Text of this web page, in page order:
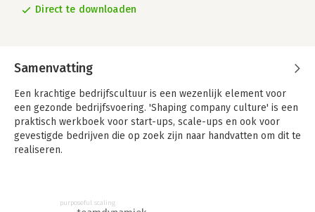
Direct te downloaden
Samenvatting
Een krachtige bedrijfscultuur is een wezenlijk element voor
een gezonde bedrijfsvoering. 'Shaping company culture' is een
praktisch werkboek voor start-ups, scale-ups en ook voor
gevestigde bedrijven die op zoek zijn naar handvatten om dit te
realiseren.
het opbouwen van een bedrijfscultuur is geen hocus pocus;
purposeful scaling